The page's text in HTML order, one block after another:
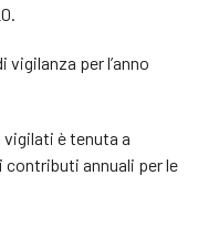
per l’anno
è tenuta a
annuali per le